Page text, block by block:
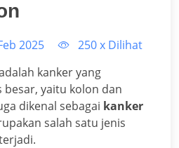
2025 250x Dilihat
kanker yang
yaitu kolon dan
dikenal sebagai kanker
salah satu jenis